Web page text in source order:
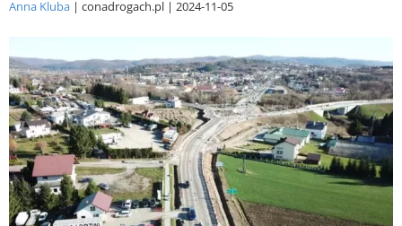
Anna Kluba conadrogach.pl 2024-11-05